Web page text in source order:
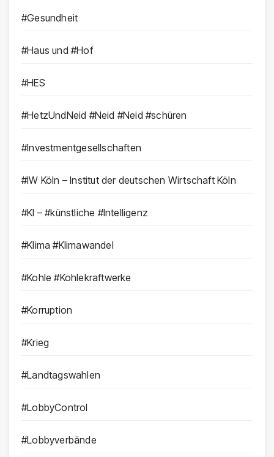
#Gesundheit
#Haus und #Hof
#HES
#HetzUndNeid #Neid #Neid #schüren
#Investmentgesellschaften
#IW Köln – Institut der deutschen Wirtschaft Köln
#KI – #künstliche #Intelligenz
#Klima #Klimawandel
#Kohle #Kohlekraftwerke
#Korruption
#Krieg
#Landtagswahlen
#LobbyControl
#Lobbyverbände